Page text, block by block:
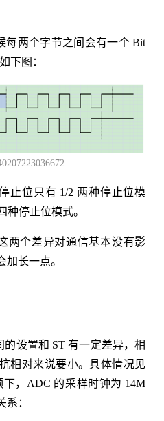
每两个字节之间会有一个 Bit
下图：
止位只有 1/2 两种停止位模
种停止位模式。
两个差异对通信基本没有影
加长一点。
设置和 ST 有一定差异，相
相对来说要小。具体情况见
，ADC 的采样时钟为 14M
：